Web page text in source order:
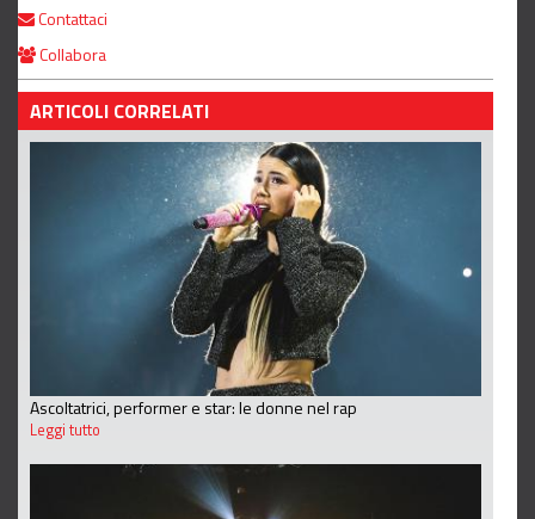
Contattaci
Collabora
ARTICOLI CORRELATI
Ascoltatrici, performer e star: le donne nel rap
Leggi tutto